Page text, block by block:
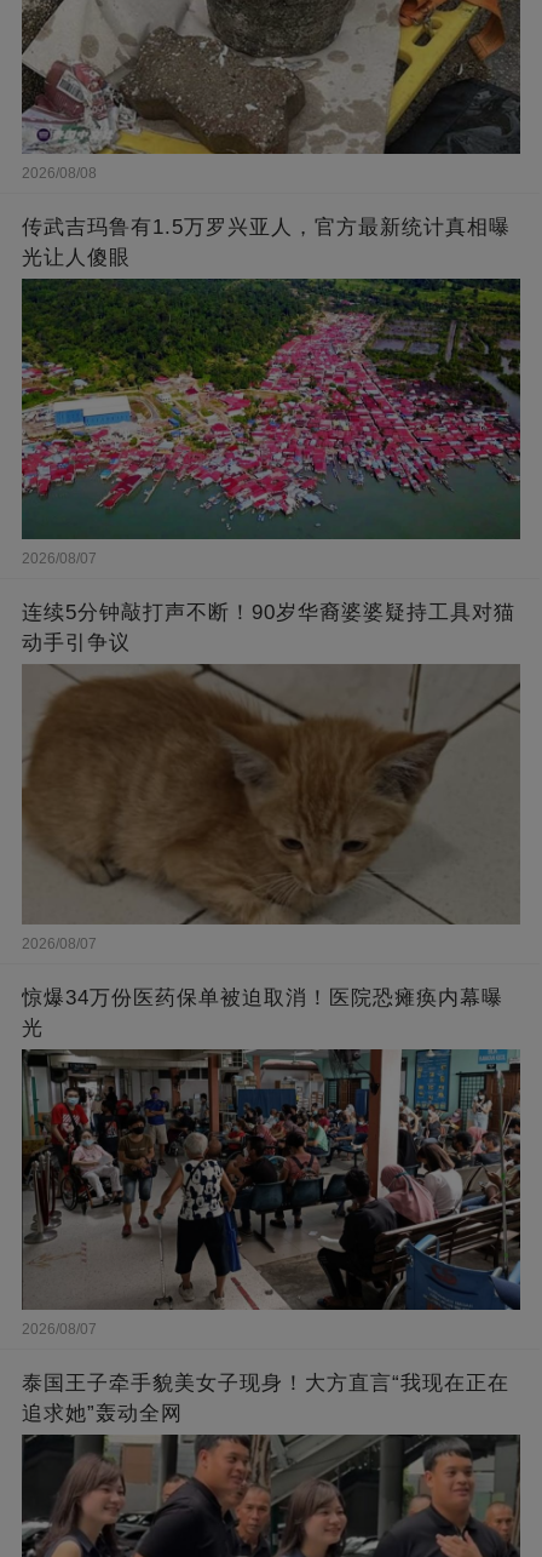
2026/08/08
传武吉玛鲁有1.5万罗兴亚人，官方最新统计真相曝
光让人傻眼
2026/08/07
连续5分钟敲打声不断！90岁华裔婆婆疑持工具对猫
动手引争议
2026/08/07
惊爆34万份医药保单被迫取消！医院恐瘫痪内幕曝
光
2026/08/07
泰国王子牵手貌美女子现身！大方直言“我现在正在
追求她”轰动全网